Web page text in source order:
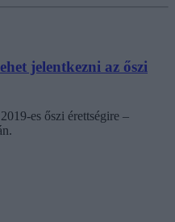
jelentkezni az őszi
es őszi érettségire –